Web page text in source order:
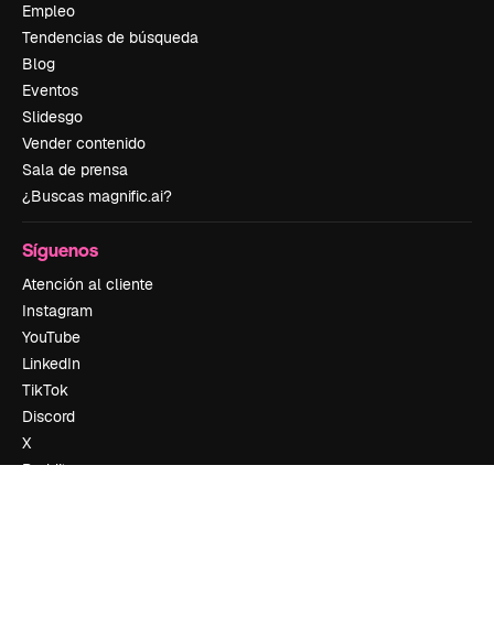
Empleo
Tendencias de búsqueda
Blog
Eventos
Slidesgo
Vender contenido
Sala de prensa
¿Buscas magnific.ai?
Síguenos
Atención al cliente
Instagram
YouTube
LinkedIn
TikTok
Discord
X
Reddit